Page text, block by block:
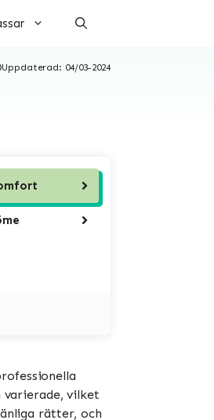
Uppdaterad: 04/03-2024
varierade, vilket
rätter, och